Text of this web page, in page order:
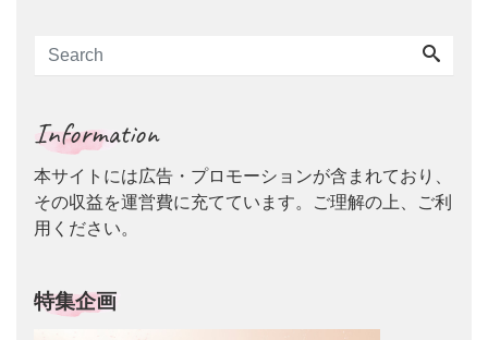
Information
本サイトには広告・プロモーションが含まれており、
その収益を運営費に充てています。ご理解の上、ご利
用ください。
特集企画